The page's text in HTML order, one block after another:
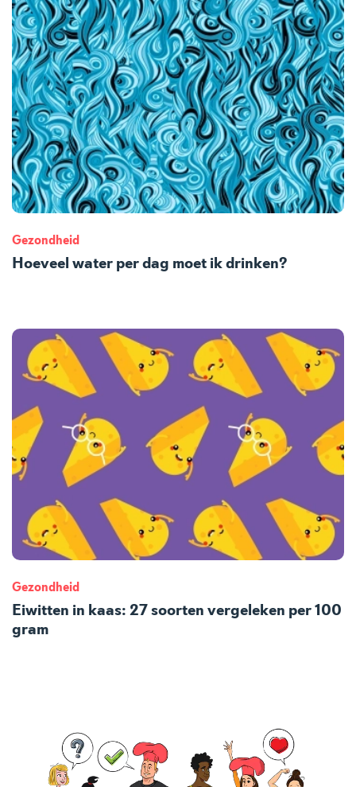
Gezondheid
Hoeveel water per dag moet ik drinken?
Gezondheid
Eiwitten in kaas: 27 soorten vergeleken per 100
gram